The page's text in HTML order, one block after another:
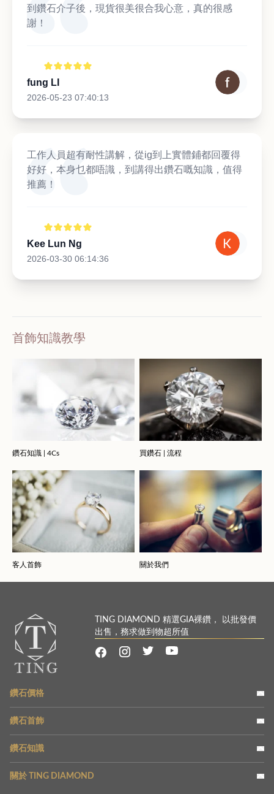
到鑽石介子後，現貨很美很合我心意，真的很感
謝！
fung LI
2026-05-23 07:40:13
工作人員超有耐性講解，從ig到上實體鋪都回覆得
好好，本身乜都唔識，到講得出鑽石嘅知識，值得
推薦！
Kee Lun Ng
2026-03-30 06:14:36
首飾知識教學
鑽石知識 | 4Cs 買鑽石 | 流程
客人首飾 關於我們
TING DIAMOND 精選GIA裸鑽， 以批發價
出售，務求做到物超所值
鑽石價格
鑽石首飾
鑽石知識
關於 TING DIAMOND